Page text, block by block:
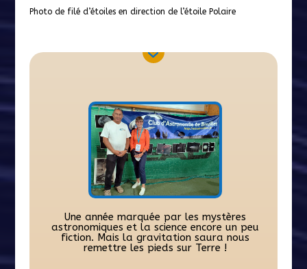
Views: 694
Photo de filé d’étoiles en direction de l’étoile Polaire
Une année marquée par les mystères
astronomiques et la science encore un peu
fiction. Mais la gravitation saura nous
remettre les pieds sur Terre !